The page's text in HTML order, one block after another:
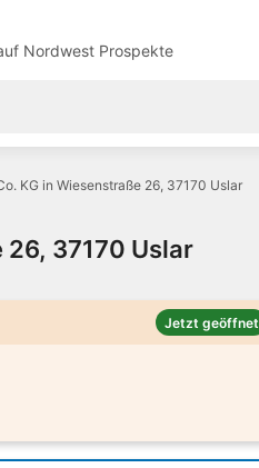
Nordwest Prospekte
KG in Wiesenstraße 26, 37170 Uslar
26, 37170 Uslar
Jetzt geöffnet